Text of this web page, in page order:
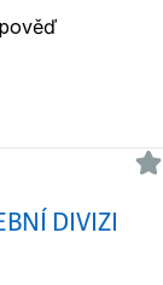
DIVIZI